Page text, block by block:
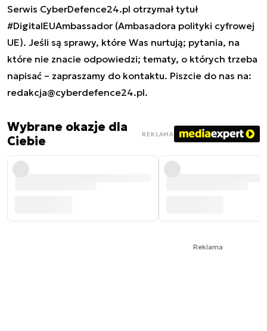
Serwis CyberDefence24.pl otrzymał tytuł
#DigitalEUAmbassador (Ambasadora polityki cyfrowej
UE). Jeśli są sprawy, które Was nurtują; pytania, na
które nie znacie odpowiedzi; tematy, o których trzeba
napisać – zapraszamy do kontaktu. Piszcie do nas na:
redakcja@cyberdefence24.pl.
Wybrane okazje dla
Ciebie
REKLAMA
Reklama